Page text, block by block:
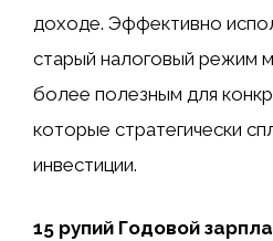
доходе. Эффективно
старый налоговый режим
более полезным для
которые стратегически
инвестиции.
15 рупий Годовой